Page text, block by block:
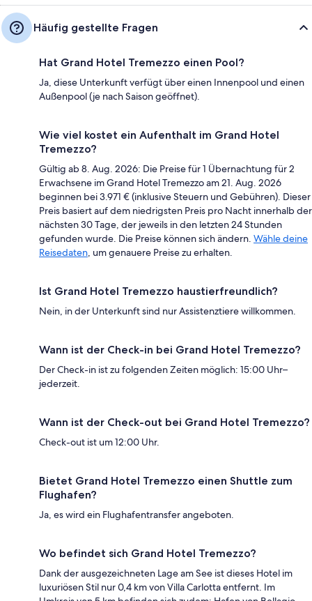
Häufig gestellte Fragen
Hat Grand Hotel Tremezzo einen Pool?
Ja, diese Unterkunft verfügt über einen Innenpool und einen
Außenpool (je nach Saison geöffnet).
Wie viel kostet ein Aufenthalt im Grand Hotel
Tremezzo?
Gültig ab 8. Aug. 2026: Die Preise für 1 Übernachtung für 2
Erwachsene im Grand Hotel Tremezzo am 21. Aug. 2026
beginnen bei 3.971 € (inklusive Steuern und Gebühren). Dieser
Preis basiert auf dem niedrigsten Preis pro Nacht innerhalb der
nächsten 30 Tage, der jeweils in den letzten 24 Stunden
gefunden wurde. Die Preise können sich ändern. Wähle deine
Reisedaten, um genauere Preise zu erhalten.
Ist Grand Hotel Tremezzo haustierfreundlich?
Nein, in der Unterkunft sind nur Assistenztiere willkommen.
Wann ist der Check-in bei Grand Hotel Tremezzo?
Der Check-in ist zu folgenden Zeiten möglich: 15:00 Uhr–
jederzeit.
Wann ist der Check-out bei Grand Hotel Tremezzo?
Check-out ist um 12:00 Uhr.
Bietet Grand Hotel Tremezzo einen Shuttle zum
Flughafen?
Ja, es wird ein Flughafentransfer angeboten.
Wo befindet sich Grand Hotel Tremezzo?
Dank der ausgezeichneten Lage am See ist dieses Hotel im
luxuriösen Stil nur 0,4 km von Villa Carlotta entfernt. Im